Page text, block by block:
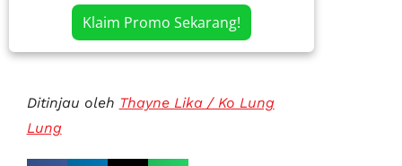
Klaim Promo Sekarang!
Ditinjau oleh Thayne Lika / Ko Lung
Lung